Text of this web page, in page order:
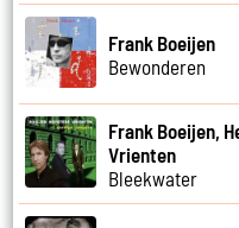
Frank Boeijen
Bewonderen
Frank Boeijen,
Vrienten
Bleekwater